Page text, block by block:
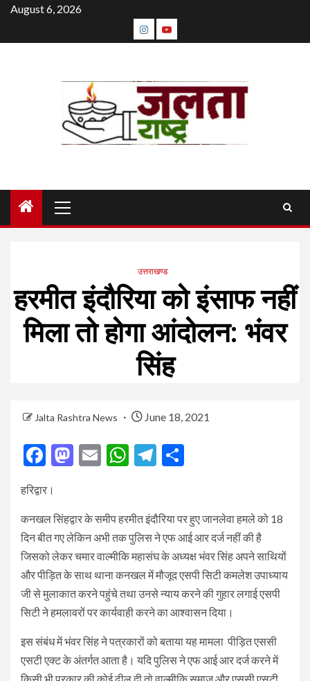
Skip
content
August 6, 2026
instagram
youtube
Menu
उत्तराखण्ड
हरमीत इंदौरिया को इंसाफ नहीं
मिला तो होगा आंदोलन: भंवर
सिंह
Jalta Rashtra News June 18, 2021
Facebook
Mastodon
EmailWhatsApp
Telegram
हरिद्वार।
कनखल सिंहद्वार के समीप हरमीत इंदौरिया पर हुए जानलेवा हमले को 18
दिन बीत गए लेकिन अभी तक पुलिस ने एफ आई आर दर्ज नहीं की है
जिसको लेकर चमार वाल्मीकि महासंघ के अध्यक्ष भंवर सिंह अपने साथियों
और पीड़ित के साथ थाना कनखल में मौजूद एसपी सिटी कमलेश उपाध्याय
जी से मुलाकात करने पहुंचे तथा उनसे न्याय करने की गुहार लगाई एसपी
सिटी ने हमलावरों पर कार्यवाही करने का आश्वासन दिया।
इस संबंध में भंवर सिंह ने पत्रकारों को बताया यह मामला पीड़ित एससी
एसटी एक्ट के अंतर्गत आता है। यदि पुलिस ने एफ आई आर दर्ज करने में